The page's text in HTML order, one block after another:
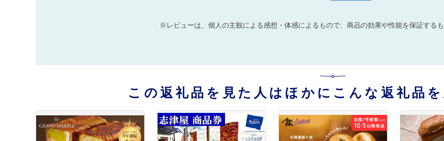
※レビューは、個人の主観による感想・体感によるもので、商品の効果や性能を保証するも
この返礼品を見た人はほかにこんな返礼品を